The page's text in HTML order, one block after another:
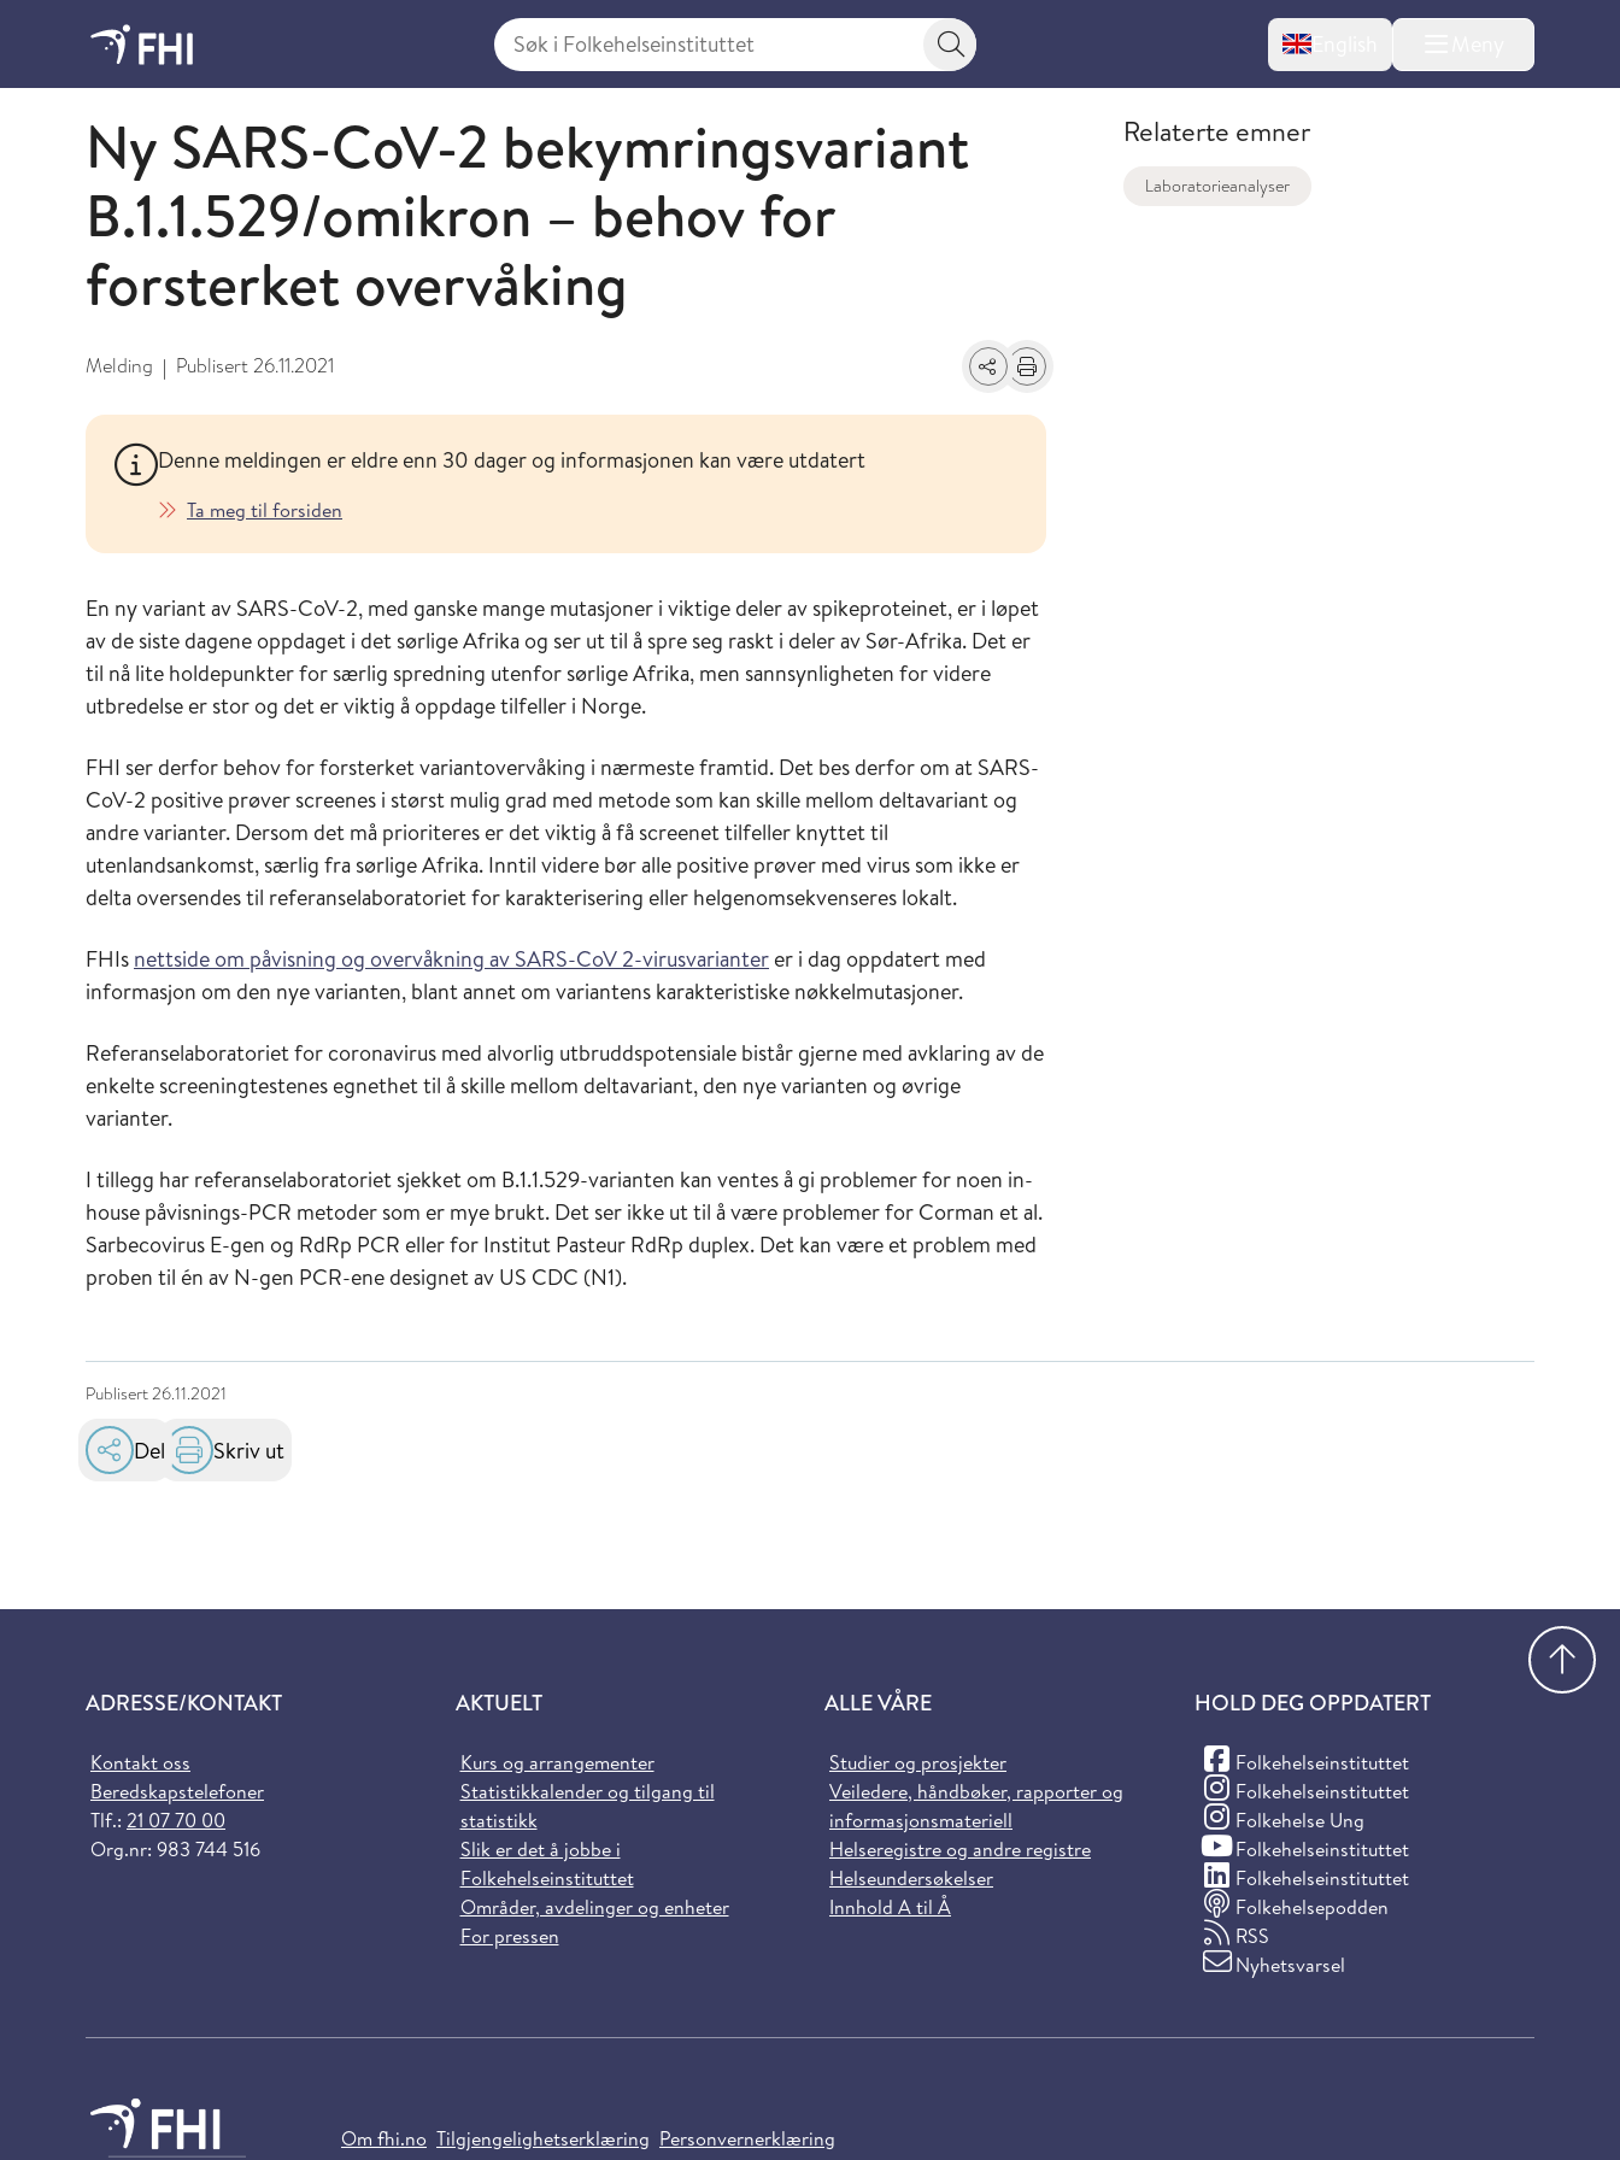
Søk i Folkehelseinstituttet
Søkeknapp English
Laboratorieanalyser
Ny SARS-CoV-2 bekymringsvariant
B.1.1.529/omikron – behov for
forsterket overvåking
Melding | Publisert26.11.2021 Del Skriv ut
Denne meldingen er eldre enn 30 dager og informasjonen kan være utdatert
Ta meg til forsiden
En ny variant av SARS-CoV-2, med ganske mange mutasjoner i viktige deler av spikeproteinet, er i løpet
av de siste dagene oppdaget i det sørlige Afrika og ser ut til å spre seg raskt i deler av Sør-Afrika. Det er
til nå lite holdepunkter for særlig spredning utenfor sørlige Afrika, men sannsynligheten for videre
utbredelse er stor og det er viktig å oppdage tilfeller i Norge.
FHI ser derfor behov for forsterket variantovervåking i nærmeste framtid. Det bes derfor om at SARS-
CoV-2 positive prøver screenes i størst mulig grad med metode som kan skille mellom deltavariant og
andre varianter. Dersom det må prioriteres er det viktig å få screenet tilfeller knyttet til
utenlandsankomst, særlig fra sørlige Afrika. Inntil videre bør alle positive prøver med virus som ikke er
delta oversendes til referanselaboratoriet for karakterisering eller helgenomsekvenseres lokalt.
FHIs nettside om påvisning og overvåkning av SARS-CoV 2-virusvarianter er i dag oppdatert med
informasjon om den nye varianten, blant annet om variantens karakteristiske nøkkelmutasjoner.
Referanselaboratoriet for coronavirus med alvorlig utbruddspotensiale bistår gjerne med avklaring av de
enkelte screeningtestenes egnethet til å skille mellom deltavariant, den nye varianten og øvrige
varianter.
I tillegg har referanselaboratoriet sjekket om B.1.1.529-varianten kan ventes å gi problemer for noen in-
house påvisnings-PCR metoder som er mye brukt. Det ser ikke ut til å være problemer for Corman et al.
Sarbecovirus E-gen og RdRp PCR eller for Institut Pasteur RdRp duplex. Det kan være et problem med
proben til én av N-gen PCR-ene designet av US CDC (N1).
Relaterte emner
Laboratorieanalyser
Publisert26.11.2021
Del Skriv ut
ADRESSE/KONTAKT
Kontakt oss
Beredskapstelefoner
Tlf.: 21 07 70 00
Org.nr: 983 744 516
AKTUELT
Kurs og arrangementer
Statistikkalender og tilgang til
statistikk
Slik er det å jobbe i
Folkehelseinstituttet
Områder, avdelinger og enheter
For pressen
ALLE VÅRE
Studier og prosjekter
Veiledere, håndbøker, rapporter og
informasjonsmateriell
Helseregistre og andre registre
Helseundersøkelser
Innhold A til Å
HOLD DEG OPPDATERT
Folkehelseinstituttet
(Facebook)
Folkehelseinstituttet
(Instagram)
Folkehelse Ung
(Instagram)
Folkehelseinstituttet
(YouTube)
Folkehelseinstituttet
(LinkedIn)
Folkehelsepodden
RSS
Nyhetsvarsel
Om fhi.no Tilgjengelighetserklæring Personvernerklæring